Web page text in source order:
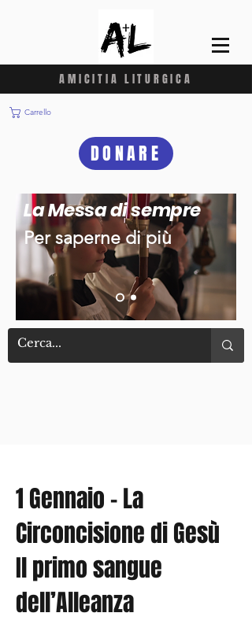
AMICITIA LITURGICA
Carrello
DONARE
La Messa di sempre
Per saperne di più
1 Gennaio - La
Circoncisione di Gesù
Il primo sangue
dell’Alleanza